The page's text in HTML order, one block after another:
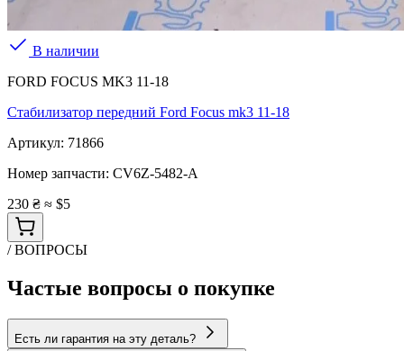
В наличии
FORD FOCUS MK3 11-18
Стабилизатор передний Ford Focus mk3 11-18
Артикул: 71866
Номер запчасти: CV6Z-5482-A
230 ₴ ≈ $5
/ ВОПРОСЫ
Частые вопросы о покупке
Есть ли гарантия на эту деталь?